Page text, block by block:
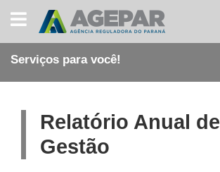
AGÊNCIA
REGULADORA
DO
PARANÁ
Serviços para você!
Relatório Anual de
Gestão